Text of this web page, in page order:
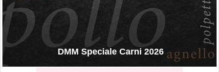
DMM Speciale Carni 2026